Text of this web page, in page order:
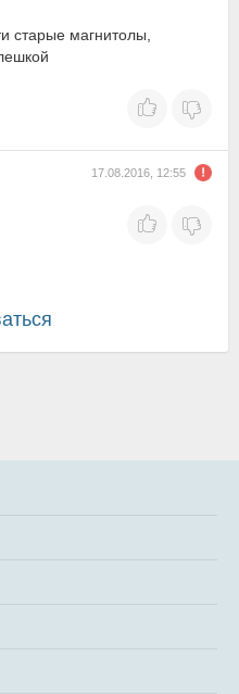
старые магнитолы,
17.08.2016, 12:55